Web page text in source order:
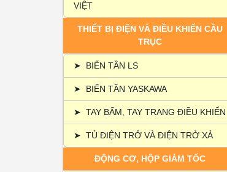
VIỆT
THIẾT BỊ ĐIỆN VÀ ĐIỀU KHIỂN CẦU
TRỤC
➤ BIẾN TẦN LS
➤ BIẾN TẦN YASKAWA
➤ TAY BẤM, TAY TRANG ĐIỀU KHIỂN
➤ TỦ ĐIỆN TRỞ VÀ ĐIỆN TRỞ XẢ
ĐỘNG CƠ, HỘP GIẢM TỐC